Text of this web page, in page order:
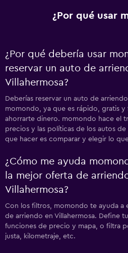
¿Por qué usar
¿Por qué debería usar
reservar un auto de
Villahermosa?
Deberías reservar un auto de
momondo, ya que es rápido, gratis y
ahorrarte dinero. momondo hace el
precios y las políticas de los autos
que hacer es comparar y elegir lo
¿Cómo me ayuda
la mejor oferta de
Villahermosa?
Con los filtros, momondo te ayuda a
de arriendo en Villahermosa. Define
funciones de precio y mapa, o filtra
justa, kilometraje, etc.